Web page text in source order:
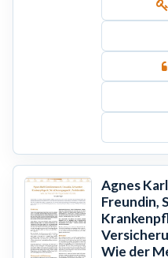
Agnes
Freundin,
Wie der